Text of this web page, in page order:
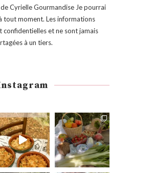
Cyrielle Gourmandise Je pourrai
tout moment. Les informations
confidentielles et ne sont jamais
à un tiers.